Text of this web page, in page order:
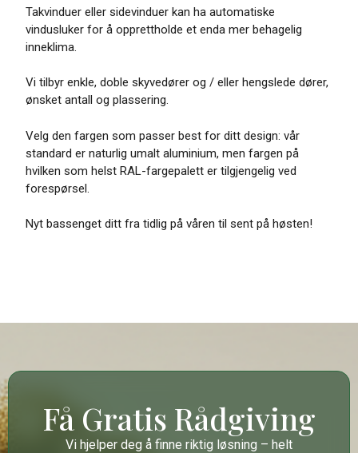
Takvinduer eller sidevinduer kan ha automatiske
vindusluker for å opprettholde et enda mer behagelig
inneklima.
Vi tilbyr enkle, doble skyvedører og / eller hengslede dører,
ønsket antall og plassering.
Velg den fargen som passer best for ditt design: vår
standard er naturlig umalt aluminium, men fargen på
hvilken som helst RAL-fargepalett er tilgjengelig ved
forespørsel.
Nyt bassenget ditt fra tidlig på våren til sent på høsten!
Få Gratis Rådgiving
Vi hjelper deg å finne riktig løsning – helt